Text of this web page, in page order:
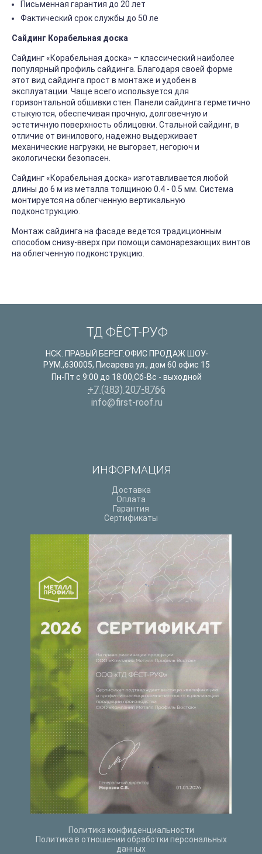
Письменная гарантия до 20 лет
Фактический срок службы до 50 ле
Сайдинг Корабельная доска
Сайдинг «Корабельная доска» – классический наиболее
популярный профиль сайдинга. Благодаря своей форме
этот вид сайдинга прост в монтаже и удобен в
эксплуатации. Чаще всего используется для
горизонтальной обшивки стен. Панели сайдинга герметично
стыкуются, обеспечивая прочную, долговечную и
эстетичную поверхность облицовки. Стальной сайдинг, в
отличие от винилового, надежно выдерживает
механические нагрузки, не выгорает, негорюч и
экологически безопасен.
Сайдинг «Корабельная доска» изготавливается любой
длины до 6 м из металла толщиною 0.4 - 0.5 мм. Система
монтируется на облегченную вертикальную
подконструкцию.
Монтаж сайдинга на фасаде ведется традиционным
способом снизу-вверх при помощи самонарезающих винтов
на облегченную подконструкцию.
ТД ФЁСТ-РУФ
НСК. ПРАВЫЙ БЕРЕГ:ОФИС ПРОДАЖ ШОУ-
РУМ.,630005, Писарева ул., дом 60 офис 15
Пн-Пт с 9:00 до 18:00,Сб-Вс - выходной
+7 (383) 207-8766
info@first-roof.ru
ИНФОРМАЦИЯ
Доставка
Оплата
Гарантия
Сертификаты
Политика конфиденциальности
Политика в отношении обработки персональных
данных